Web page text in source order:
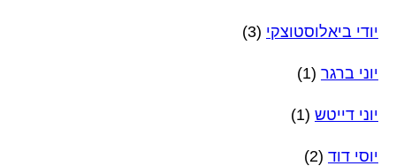
יודי ביאלוסטוצקי (3)
יוני ברגר (1)
יוני דייטש (1)
יוסי דוד (2)